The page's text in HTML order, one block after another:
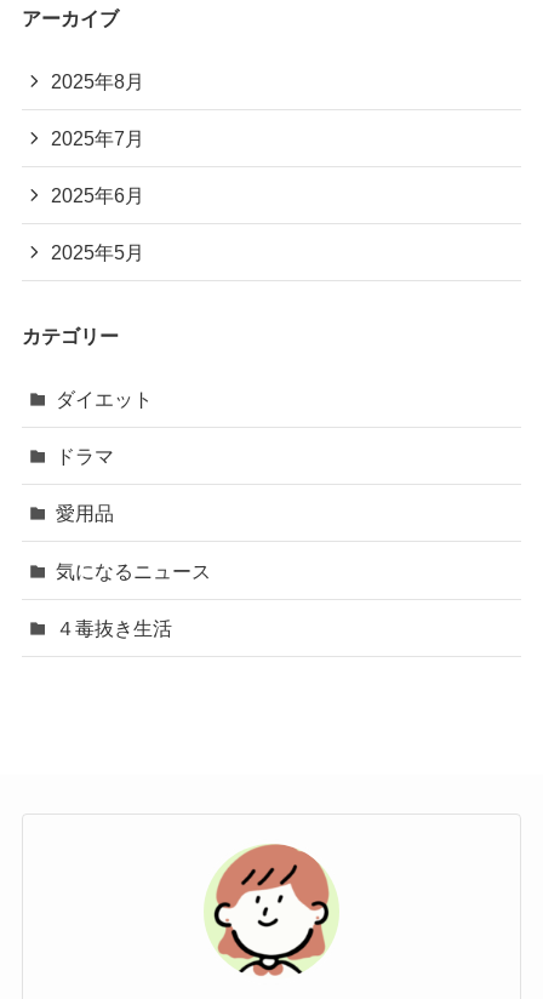
アーカイブ
2025年8月
2025年7月
2025年6月
2025年5月
カテゴリー
ダイエット
ドラマ
愛用品
気になるニュース
４毒抜き生活